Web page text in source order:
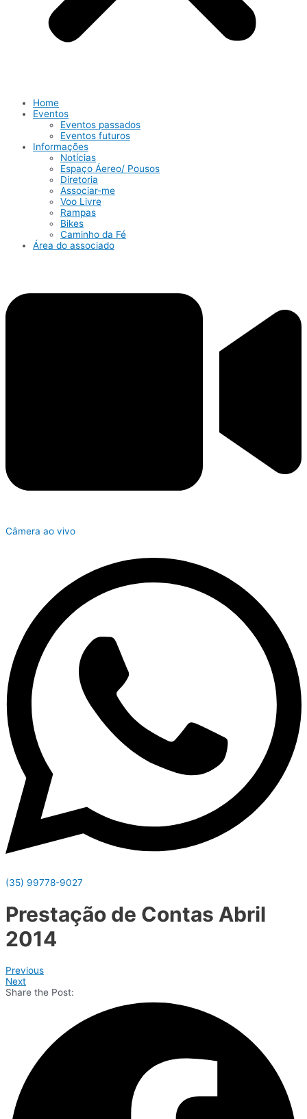
Home
Eventos
Eventos passados
Eventos futuros
Informações
Notícias
Espaço Áereo/ Pousos
Diretoria
Associar-me
Voo Livre
Rampas
Bikes
Caminho da Fé
Área do associado
Câmera ao vivo
(35) 99778-9027
Prestação de Contas Abril
2014
Previous
Next
Share the Post: